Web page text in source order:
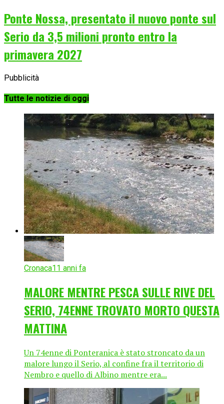
Ponte Nossa, presentato il nuovo ponte sul
Serio da 3,5 milioni pronto entro la
primavera 2027
Pubblicità
Tutte le notizie di oggi
Cronaca11 anni fa
MALORE MENTRE PESCA SULLE RIVE DEL
SERIO, 74ENNE TROVATO MORTO QUESTA
MATTINA
Un 74enne di Ponteranica è stato stroncato da un
malore lungo il Serio, al confine fra il territorio di
Nembro e quello di Albino mentre era...